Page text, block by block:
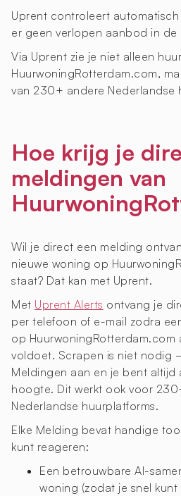
Uprent controleert
er geen verlopen aanbod in de
Via Uprent zie je niet alleen
HuurwoningRotterdam.com,
van 230+ andere Nederlandse
Hoe krijg je
meldingen van
Wil je direct een melding
nieuwe woning op
staat? Dat kan met Uprent.
Met Uprent Alerts ontvang je
per telefoon of e-mail zodra
op HuurwoningRotterdam.com
voldoet. Scrapen is niet nodig
Meldingen aan en je bent altijd
hoogte. Dit werkt ook voor
Nederlandse huurplatforms.
Elke Melding bevat handige
kunt reageren:
Een betrouwbare AI-
woning (zodat je snel